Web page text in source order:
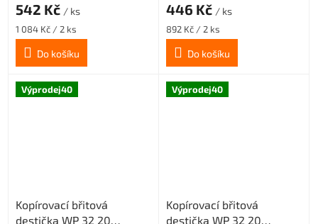
542 Kč / ks
Měrná
cena:
1 084 Kč / 2 ks
Do košíku
446 Kč / ks
Měrná
cena:
892 Kč / 2 ks
Do košíku
Výprodej40
Kopírovací břitová
destička WP 32 20
Výprodej40
Kopírovací břitová
destička WP 32 20